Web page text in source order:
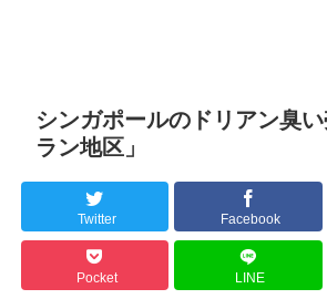
シンガポールのドリアン臭
ラン地区」
Twitter Facebook
Pocket LINE